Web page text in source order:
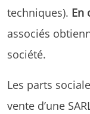
techniques). En
associés
société.
Les parts
vente d’une